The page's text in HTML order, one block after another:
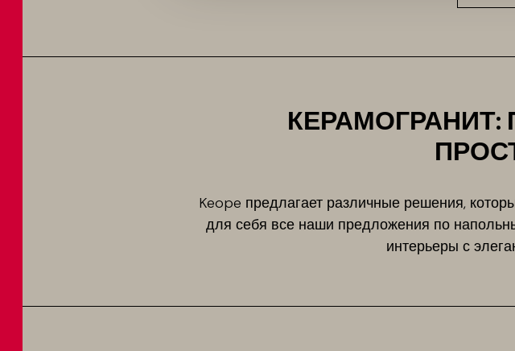
КЕРАМОГРАНИТ:
Keope предлагает различные решения,
для себя все наши предложения по
интерьеры с